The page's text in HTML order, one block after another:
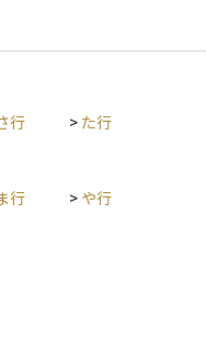
ップ（CDS）の保険料率
ます。なかでも、ハイイ
らにCDSなどを活用した
重要な指標のひとつとさ
行 > た行
行 > や行